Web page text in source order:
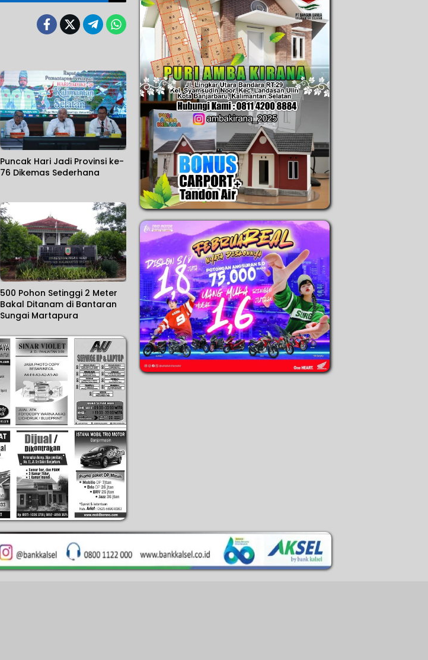
Puncak Hari Jadi Provinsi ke-
76 Dikemas Sederhana
500 Pohon Setinggi 2 Meter
Bakal Ditanam di Bantaran
Sungai Martapura